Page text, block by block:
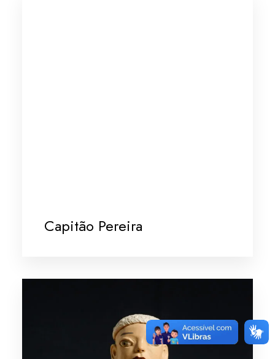
Capitão Pereira